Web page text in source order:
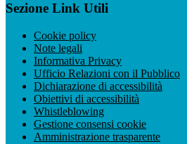
Sezione Link Utili
Cookie policy
Note legali
Informativa Privacy
Ufficio Relazioni con il Pubblico
Dichiarazione di accessibilità
Obiettivi di accessibilità
Whistleblowing
Gestione consensi cookie
Amministrazione trasparente